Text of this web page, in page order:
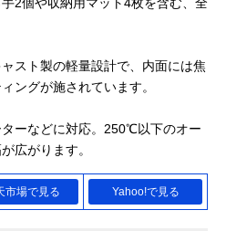
スト製の軽量設計で、内面には焦
ングが施されています。
ーなどに対応。250℃以下のオー
広がります。
市場で見る Yahoo!で見る